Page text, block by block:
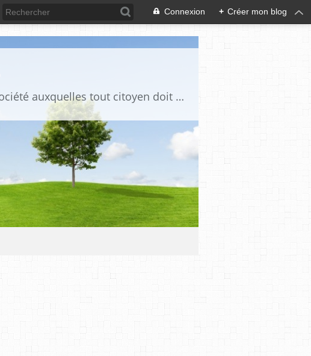
Connexion + Créer mon blog
Ce blog est destiné à stimuler l'intérêt du lecteur pour des questions de société auxquelles tout citoyen doit être en mesure d'apporter des réponses, individuelles ou collectives, en conscience et en responsabilité !